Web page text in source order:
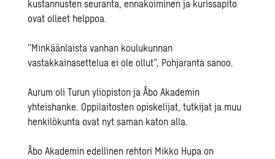
kustannusten seuranta, ennakoiminen ja kurissapito
ovat olleet helppoa.
”Minkäänlaista vanhan koulukunnan
vastakkainasettelua ei ole ollut”, Pohjaranta sanoo.
Aurum oli Turun yliopiston ja Åbo Akademin
yhteishanke. Oppilaitosten opiskelijat, tutkijat ja muu
henkilökunta ovat nyt saman katon alla.
Åbo Akademin edellinen rehtori Mikko Hupa on